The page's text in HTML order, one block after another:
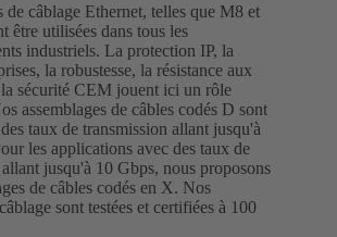
de câblage Ethernet, telles que M8 et
être utilisées dans tous les
industriels. La protection IP, la
la robustesse, la résistance aux
sécurité CEM jouent ici un rôle
assemblages de câbles codés D sont
taux de transmission allant jusqu'à
les applications avec des taux de
jusqu'à 10 Gbps, nous proposons
de câbles codés en X. Nos
sont testées et certifiées à 100